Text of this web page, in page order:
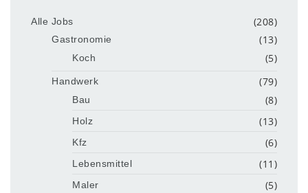
Alle Jobs (208)
Gastronomie (13)
Koch (5)
Handwerk (79)
Bau (8)
Holz (13)
Kfz (6)
Lebensmittel (11)
Maler (5)